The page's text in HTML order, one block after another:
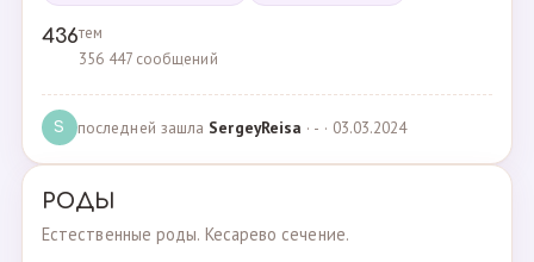
436тем
356 447 сообщений
S последней зашла SergeyReisa · - · 03.03.2024
РОДЫ
Естественные роды. Кесарево сечение.